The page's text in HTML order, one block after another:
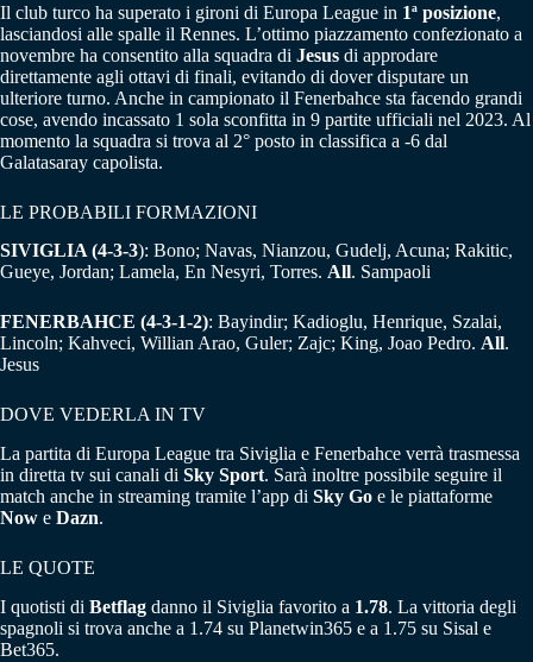
Il club turco ha superato i gironi di Europa League in 1ª posizione,
lasciandosi alle spalle il Rennes. L’ottimo piazzamento confezionato a
novembre ha consentito alla squadra di Jesus di approdare
direttamente agli ottavi di finali, evitando di dover disputare un
ulteriore turno. Anche in campionato il Fenerbahce sta facendo grandi
cose, avendo incassato 1 sola sconfitta in 9 partite ufficiali nel 2023. Al
momento la squadra si trova al 2° posto in classifica a -6 dal
Galatasaray capolista.
LE PROBABILI FORMAZIONI
SIVIGLIA (4-3-3): Bono; Navas, Nianzou, Gudelj, Acuna; Rakitic,
Gueye, Jordan; Lamela, En Nesyri, Torres. All. Sampaoli
FENERBAHCE (4-3-1-2): Bayindir; Kadioglu, Henrique, Szalai,
Lincoln; Kahveci, Willian Arao, Guler; Zajc; King, Joao Pedro. All.
Jesus
DOVE VEDERLA IN TV
La partita di Europa League tra Siviglia e Fenerbahce verrà trasmessa
in diretta tv sui canali di Sky Sport. Sarà inoltre possibile seguire il
match anche in streaming tramite l’app di Sky Go e le piattaforme
Now e Dazn.
LE QUOTE
I quotisti di Betflag danno il Siviglia favorito a 1.78. La vittoria degli
spagnoli si trova anche a 1.74 su Planetwin365 e a 1.75 su Sisal e
Bet365.